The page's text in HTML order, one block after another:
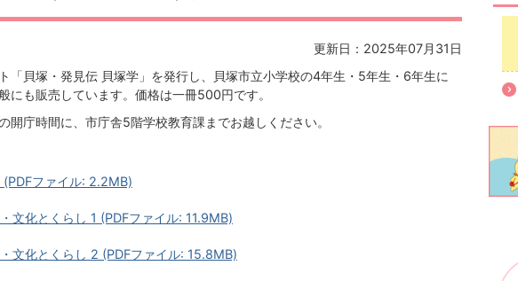
更新日：2025年07月31日
「貝塚・発見伝 貝塚学」を発行し、貝塚市立小学校の4年生・5年生・6年生に
にも販売しています。価格は一冊500円です。
開庁時間に、市庁舎5階学校教育課までお越しください。
(PDFファイル: 2.2MB)
文化とくらし 1 (PDFファイル: 11.9MB)
文化とくらし 2 (PDFファイル: 15.8MB)